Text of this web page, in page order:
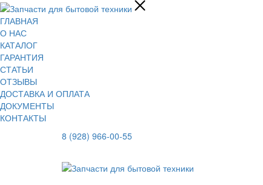
ГЛАВНАЯ
О НАС
КАТАЛОГ
ГАРАНТИЯ
СТАТЬИ
ОТЗЫВЫ
ДОСТАВКА И ОПЛАТА
ДОКУМЕНТЫ
КОНТАКТЫ
8 (928) 966-00-55